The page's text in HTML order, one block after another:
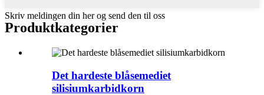
Skriv meldingen din her og send den til oss
Produktkategorier
Det hardeste blåsemediet
silisiumkarbidkorn